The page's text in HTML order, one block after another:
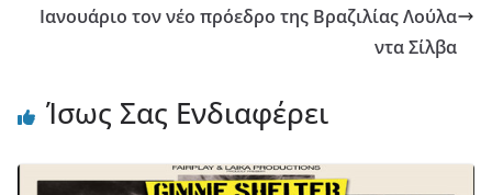
Ιανουάριο τον νέο πρόεδρο της Βραζιλίας Λούλα
ντα Σίλβα
Ίσως Σας Ενδιαφέρει